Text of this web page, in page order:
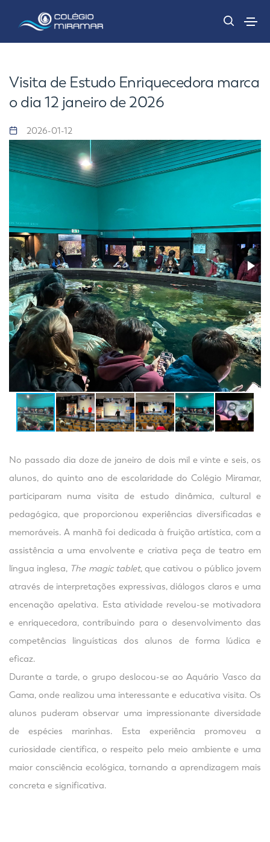
Visita de Estudo Enriquecedora marca
o dia 12 janeiro de 2026
2026-01-12
No passado dia doze de janeiro de dois mil e vinte e seis, os
alunos, do quinto ano de escolaridade do Colégio Miramar,
participaram numa visita de estudo dinâmica, cultural e
pedagógica, que proporcionou experiências diversificadas e
memoráveis. A manhã foi dedicada à fruição artística, com a
assistência a uma envolvente e criativa peça de teatro em
língua inglesa, The magic tablet, que cativou o público jovem
através de interpretações expressivas, diálogos claros e uma
encenação apelativa. Esta atividade revelou-se motivadora
e enriquecedora, contribuindo para o desenvolvimento das
competências linguísticas dos alunos de forma lúdica e
eficaz.
Durante a tarde, o grupo deslocou-se ao Aquário Vasco da
Gama, onde realizou uma interessante e educativa visita. Os
alunos puderam observar uma impressionante diversidade
de espécies marinhas. Esta experiência promoveu a
curiosidade científica, o respeito pelo meio ambiente e uma
maior consciência ecológica, tornando a aprendizagem mais
concreta e significativa.